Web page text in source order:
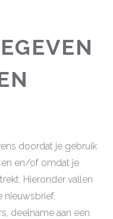
doordat je gebruik
en/of omdat je
Hieronder vallen
nieuwsbrief,
deelname aan een